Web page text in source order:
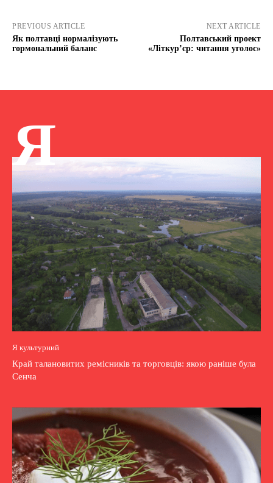
PREVIOUS ARTICLE
Як полтавці нормалізують
гормональний баланс
NEXT ARTICLE
Полтавський проект
«Літкур’єр: читання уголос»
Я
Я культурний
Край талановитих ремісників та торговців: якою раніше була
Сенча